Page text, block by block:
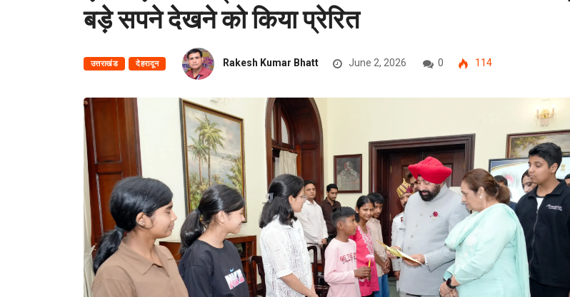
बड़े सपने देखने को किया प्रेरित
उत्तराखंड देहरादून Rakesh Kumar Bhatt June 2, 2026 0 114